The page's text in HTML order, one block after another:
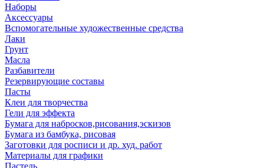
Наборы
Аксессуары
Вспомогательные художественные средства
Лаки
Грунт
Масла
Разбавители
Резервирующие составы
Пасты
Клеи для творчества
Гели для эффекта
Бумага для набросков,рисования,эскизов
Бумага из бамбука, рисовая
Заготовки для росписи и др. худ. работ
Материалы для графики
Пастель